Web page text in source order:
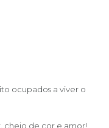
ocupados a viver o
cheio de cor e amor!